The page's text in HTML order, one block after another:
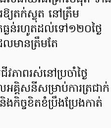
ឱ្យតក់ស្លុត នៅត្រឹម
ធ្ងន់រហូតដល់ទៅ១២០ថ្ងៃ
មានត្រឹមតែ
ភាពរស់នៅប្រចាំថ្ងៃ
អគ្គិសនីសម្រាប់ការត្រជាក់
កិច្ចខិតខំប្រឹងប្រែងកាត់